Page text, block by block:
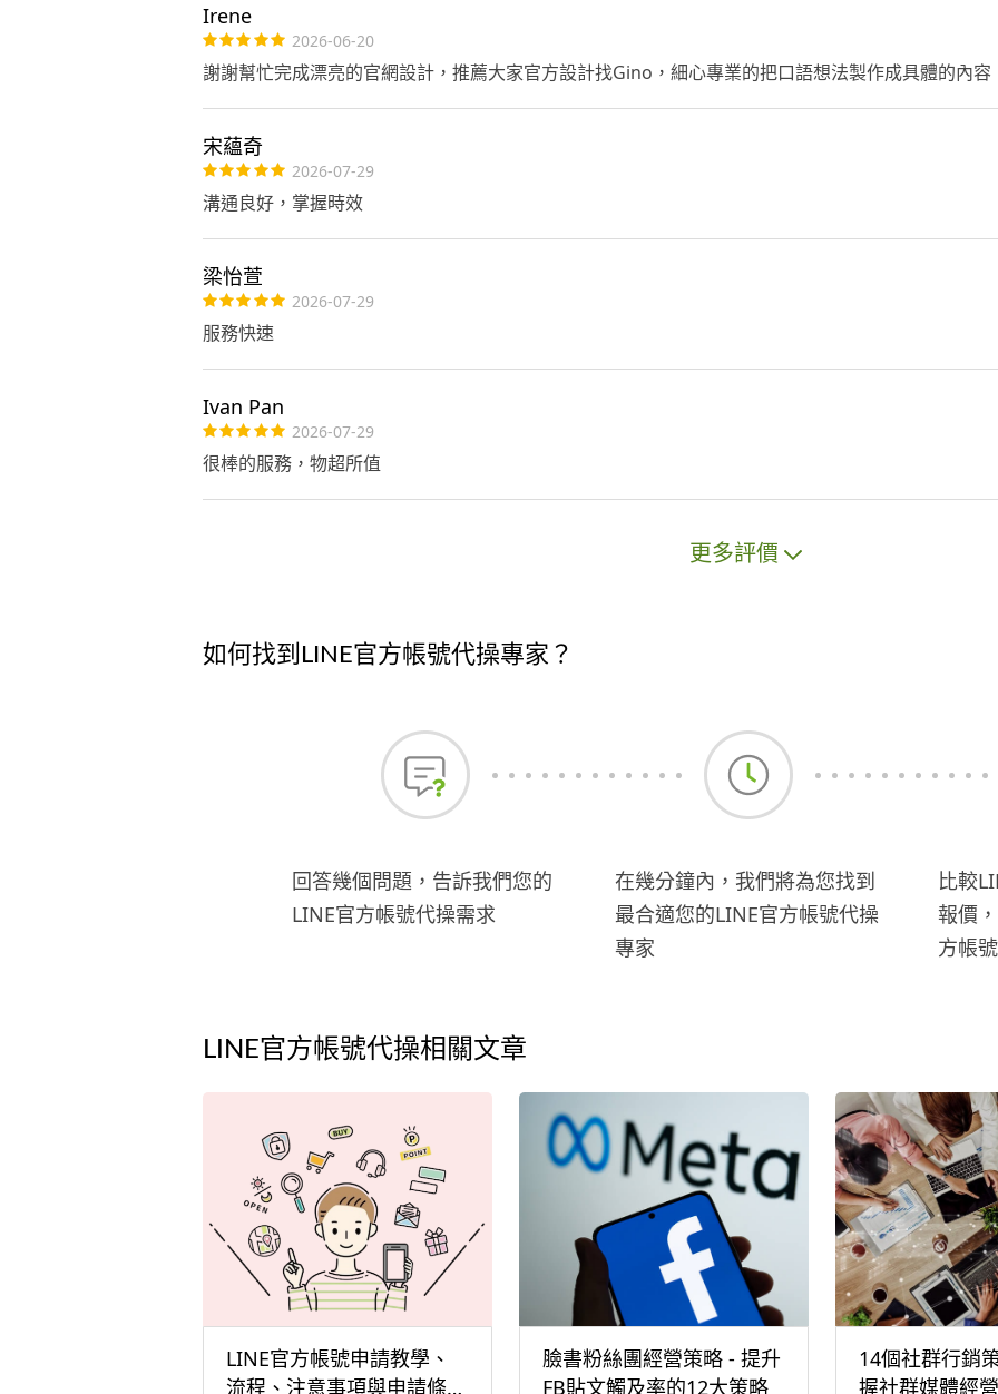
1）。 * **精準指導**：從基礎機械
式器材，到高階多關鍵複合運動（深
面。 * **服務項目**：男士理髮（漸
載運，都享有頭等艙般的安心與舒
敏無異味。 * **大空間載運**：後座
00 cm** 的平整置物空間。 * **業務
商務包車、機場接駁更安心。 ####
🏀 籃球基礎教學 * **教學項目**：運
球基本功、精準投籃姿勢、傳球視
聯絡預約**：歡迎隨時私訊洽詢，讓
最懂宜蘭、最懂細節的岳賢教練為您
服務！ ### ✨
Irene
2026-06-20
謝謝幫忙完成漂亮的官網設計，推薦大家官方設計找Gino，細心專業的把口語想法製作成具體的內容
宋蘊奇
2026-07-29
溝通良好，掌握時效
梁怡萱
2026-07-29
服務快速
Ivan Pan
2026-07-29
很棒的服務，物超所值
更多評價
如何找到LINE官方帳號代操專家？
回答幾個問題，告訴我們您的
LINE官方帳號代操需求
在幾分鐘內，我們將為您找到
最合適您的LINE官方帳號代操
專家
比較
報價
方帳
LINE官方帳號代操相關文章
LINE官方帳號申請教學、
流程、注意事項與申請條件
臉書粉絲團經營策略 - 提升
FB貼文觸及率的12大策略
14個社群行銷
握社群媒體經